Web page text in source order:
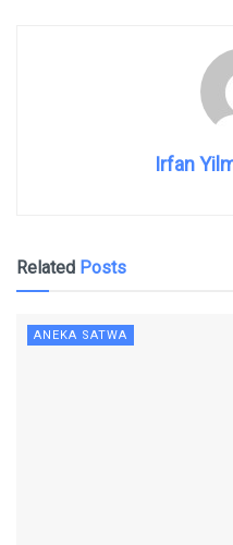
Irfan
Related Posts
ANEKA SATWA